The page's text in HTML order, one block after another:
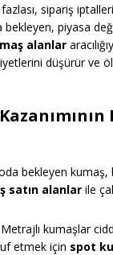
sipariş
bekleyen, piyasa
alanlar
düşürür ve
bekleyen kumaş,
satın alanlar ile
Metrajlı kumaşlar
etmek için spot